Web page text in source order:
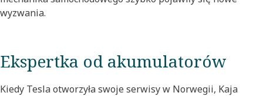
wyzwania.
Ekspertka od akumulatorów
Kiedy Tesla otworzyła swoje serwisy w Norwegii, Kaja